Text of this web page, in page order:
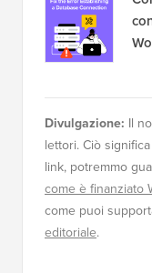
Divulgazione: Il
lettori. Ciò
link, potremmo
come è finanziato
come puoi
editoriale.